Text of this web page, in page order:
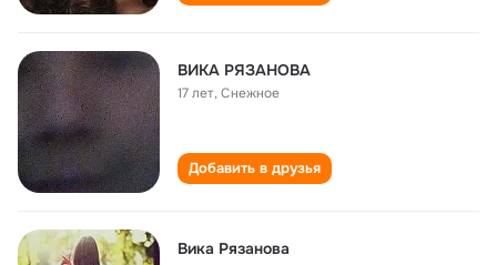
ВИКА РЯЗАНОВА
17 лет,Снежное
Добавить в друзья
Вика Рязанова